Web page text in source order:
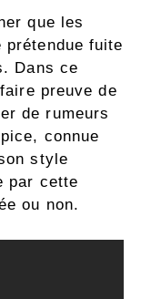
que les
prétendue fuite
Dans ce
preuve de
de rumeurs
connue
style
par cette
ou non.